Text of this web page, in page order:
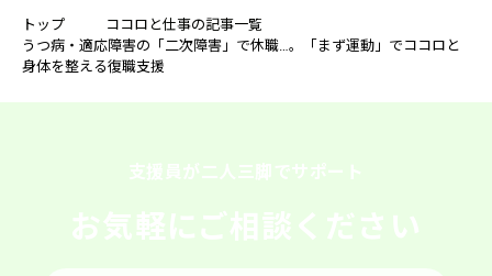
トップ
ココロと仕事の記事一覧
うつ病・適応障害の「二次障害」で休職…。「まず運動」でココロと
身体を整える復職支援
支援員が二人三脚でサポート
お気軽にご相談ください